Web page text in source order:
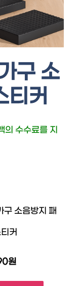
구 소
티커
의 수수료를 지
구 소음방지 패
커
원